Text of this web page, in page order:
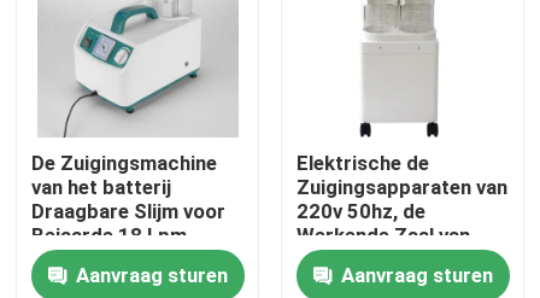
Contacteer ons
Nieuws
Gevallen
Verzoek om een Citaat
De Zuigingsmachine
van het batterij
Draagbare Slijm voor
Bejaarde 18 Lpm-
Sputumapparaten
Aanvraag sturen
Elektrische de
Zuigingsapparaten van
220v 50hz, de
Werkende Zaal van
30lpm
Zuigingsmachine
Aanvraag sturen